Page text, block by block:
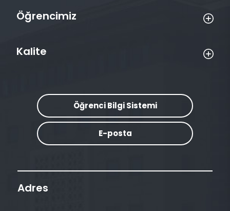
Öğrencimiz
Kalite
Öğrenci Bilgi Sistemi
E-posta
Adres